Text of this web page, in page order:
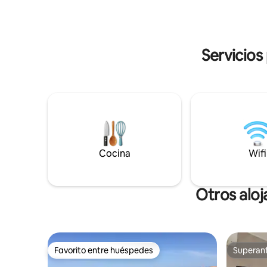
Cocina Wifi
Otros
Favorito entre huéspedes
Favorito entre huéspedes